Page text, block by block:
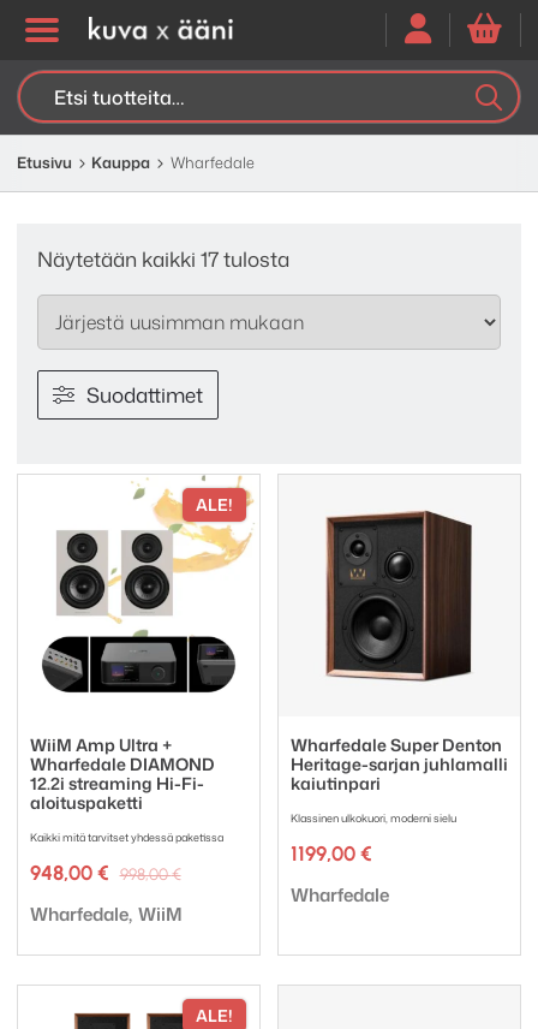
Etsi:
Etusivu Kauppa Wharfedale
Näytetään kaikki 17 tulosta
by
latest
Suodattimet
ALE!
WiiM Amp Ultra +
Wharfedale DIAMOND
12.2i streaming Hi-Fi-
aloituspaketti
Kaikki mitä tarvitset yhdessä paketissa
998,00€Alkuperäinen
oli:
948,00 €
Nykyinen
on:
Tuotemerkki:
Wharfedale WiiM
Wharfedale Super Denton
Heritage-sarjan juhlamalli
kaiutinpari
Klassinen ulkokuori, moderni sielu
1199,00 €
Tuotemerkki:
Wharfedale
ALE!